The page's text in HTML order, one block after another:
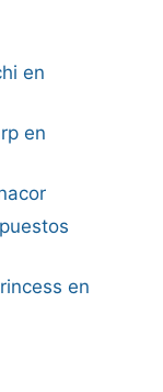
en
en
en